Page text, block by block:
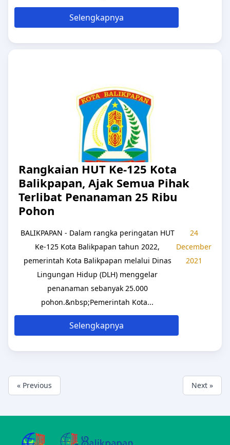
Selengkapnya
Rangkaian HUT Ke-125 Kota
Balikpapan, Ajak Semua Pihak
Terlibat Penanaman 25 Ribu
Pohon
BALIKPAPAN - Dalam rangka peringatan HUT
Ke-125 Kota Balikpapan tahun 2022,
pemerintah Kota Balikpapan melalui Dinas
Lingungan Hidup (DLH) menggelar
penanaman sebanyak 25.000
pohon.&nbsp;Pemerintah Kota...
24
December
2021
Selengkapnya
« Previous Next »